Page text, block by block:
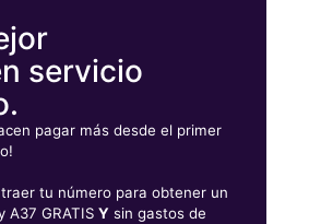
servicio
pagar más desde el primer
tu número para obtener un
A37 GRATISY sin gastos de